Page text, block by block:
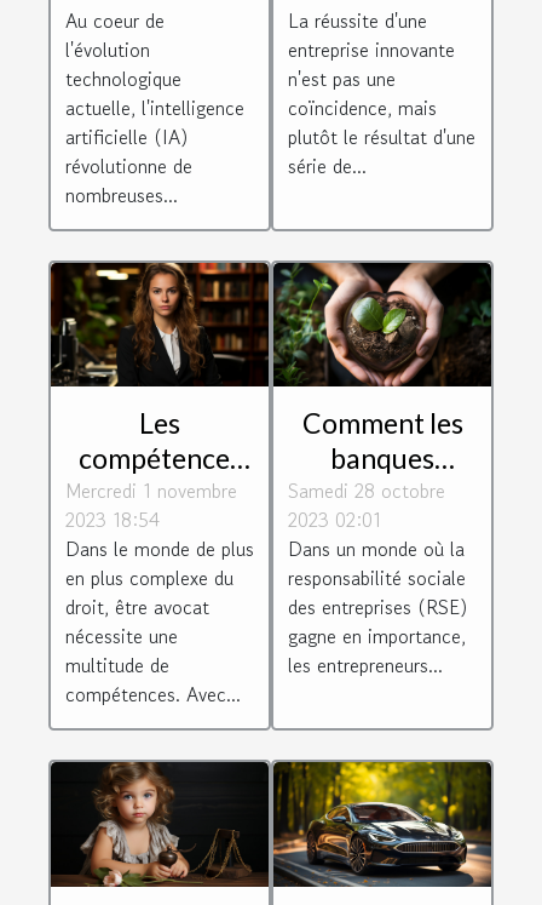
client
Au coeur de
l'évolution
technologique
actuelle, l'intelligence
artificielle (IA)
révolutionne de
nombreuses...
La réussite d'une
entreprise innovante
n'est pas une
coïncidence, mais
plutôt le résultat d'une
série de...
Les
compétences
essentielles
requises pour
être un avocat
efficace
Mercredi 1 novembre
2023 18:54
Dans le monde de plus
en plus complexe du
droit, être avocat
nécessite une
multitude de
compétences. Avec...
Comment les
banques
éthiques
soutiennent les
entrepreneurs
socialement
responsables
Samedi 28 octobre
2023 02:01
Dans un monde où la
responsabilité sociale
des entreprises (RSE)
gagne en importance,
les entrepreneurs...